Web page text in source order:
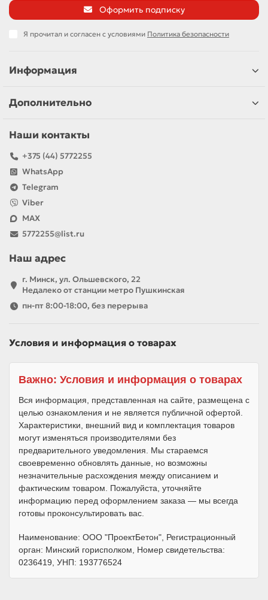
Оформить подписку
Я прочитал и согласен с условиями Политика безопасности
Информация
Дополнительно
Наши контакты
+375 (44) 5772255
WhatsApp
Telegram
Viber
MAX
5772255@list.ru
Наш адрес
г. Минск, ул. Ольшевского, 22
Недалеко от станции метро Пушкинская
пн-пт 8:00-18:00, без перерыва
Условия и информация о товарах
Важно: Условия и информация о товарах
Вся информация, представленная на сайте, размещена с
целью ознакомления и не является публичной офертой.
Характеристики, внешний вид и комплектация товаров
могут изменяться производителями без
предварительного уведомления. Мы стараемся
своевременно обновлять данные, но возможны
незначительные расхождения между описанием и
фактическим товаром. Пожалуйста, уточняйте
информацию перед оформлением заказа — мы всегда
готовы проконсультировать вас.
Наименование: ООО "ПроектБетон", Регистрационный
орган: Минский горисполком, Номер свидетельства:
0236419, УНП: 193776524